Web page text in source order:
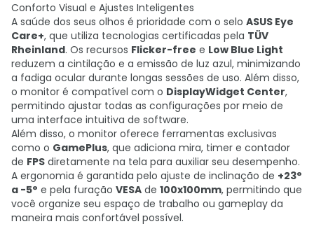
Conforto Visual e Ajustes Inteligentes
A saúde dos seus olhos é prioridade com o selo ASUS Eye
Care+, que utiliza tecnologias certificadas pela TÜV
Rheinland. Os recursos Flicker-free e Low Blue Light
reduzem a cintilação e a emissão de luz azul, minimizando
a fadiga ocular durante longas sessões de uso. Além disso,
o monitor é compatível com o DisplayWidget Center,
permitindo ajustar todas as configurações por meio de
uma interface intuitiva de software.
Além disso, o monitor oferece ferramentas exclusivas
como o GamePlus, que adiciona mira, timer e contador
de FPS diretamente na tela para auxiliar seu desempenho.
A ergonomia é garantida pelo ajuste de inclinação de +23°
a -5° e pela furação VESA de 100x100mm, permitindo que
você organize seu espaço de trabalho ou gameplay da
maneira mais confortável possível.